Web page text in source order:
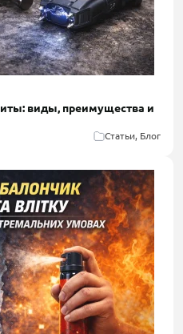
виды, преимущества и
Статьи, Блог